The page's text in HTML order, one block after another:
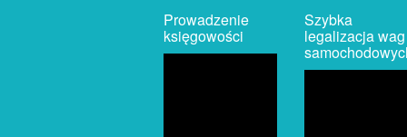
Prowadzenie
księgowości
Szybka
legalizacja wag